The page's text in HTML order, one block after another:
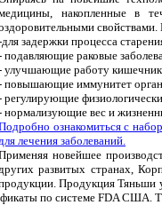
накопленные в
свойствами.
задержки процесса
подавляющие раковые
улучшающие работу
повышающие иммунитет
регулирующие
нормализующие вес и
ознакомиться с
лечения заболеваний.
новейшее
развитых странах,
Продукция Тяньши
по системе FDA США.